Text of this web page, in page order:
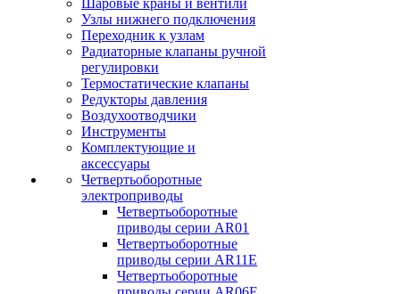
Шаровые краны и вентили
Узлы нижнего подключения
Переходник к узлам
Радиаторные клапаны ручной
регулировки
Термостатические клапаны
Редукторы давления
Воздухоотводчики
Инструменты
Комплектующие и
аксессуары
Четвертьоборотные
электроприводы
Четвертьоборотные
приводы серии AR01
Четвертьоборотные
приводы серии AR11E
Четвертьоборотные